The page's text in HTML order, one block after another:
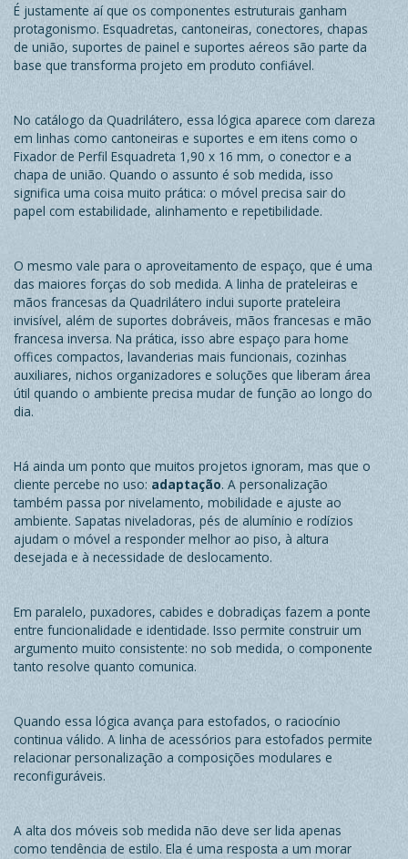
É justamente aí que os componentes estruturais ganham
protagonismo. Esquadretas, cantoneiras, conectores, chapas
de união, suportes de painel e suportes aéreos são parte da
base que transforma projeto em produto confiável.
No catálogo da Quadrilátero, essa lógica aparece com clareza
em linhas como cantoneiras e suportes e em itens como o
Fixador de Perfil Esquadreta 1,90 x 16 mm, o conector e a
chapa de união. Quando o assunto é sob medida, isso
significa uma coisa muito prática: o móvel precisa sair do
papel com estabilidade, alinhamento e repetibilidade.
O mesmo vale para o aproveitamento de espaço, que é uma
das maiores forças do sob medida. A linha de prateleiras e
mãos francesas da Quadrilátero inclui suporte prateleira
invisível, além de suportes dobráveis, mãos francesas e mão
francesa inversa. Na prática, isso abre espaço para home
offices compactos, lavanderias mais funcionais, cozinhas
auxiliares, nichos organizadores e soluções que liberam área
útil quando o ambiente precisa mudar de função ao longo do
dia.
Há ainda um ponto que muitos projetos ignoram, mas que o
cliente percebe no uso: adaptação. A personalização
também passa por nivelamento, mobilidade e ajuste ao
ambiente. Sapatas niveladoras, pés de alumínio e rodízios
ajudam o móvel a responder melhor ao piso, à altura
desejada e à necessidade de deslocamento.
Em paralelo,puxadores, cabides e dobradiças fazem a ponte
entre funcionalidade e identidade. Isso permite construir um
argumento muito consistente: no sob medida, o componente
tanto resolve quanto comunica.
Quando essa lógica avança para estofados, o raciocínio
continua válido. A linha de acessórios para estofados permite
relacionar personalização a composições modulares e
reconfiguráveis.
A alta dos móveis sob medida não deve ser lida apenas
como tendência de estilo. Ela é uma resposta a um morar